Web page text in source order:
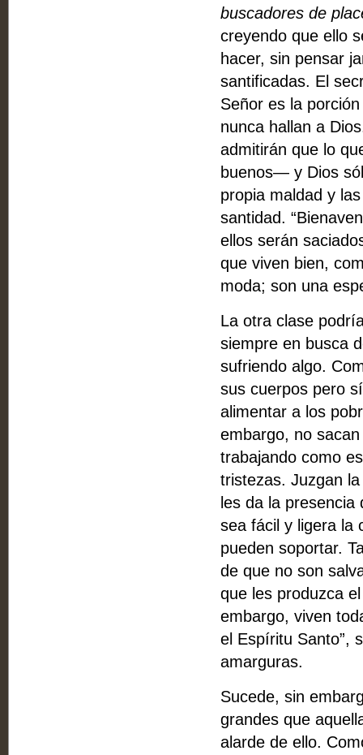
buscadores de
creyendo que ello
hacer, sin pensar
santificadas. El
Señor es la
nunca hallan a
admitirán que lo
buenos— y Dios
propia maldad y
santidad.
ellos serán
que viven bien,
moda; son una
La otra clase
siempre en busca
sufriendo algo.
sus cuerpos pero
alimentar a los
embargo, no
trabajando como
tristezas. Juzgan
les da la
sea fácil y ligera la
pueden soportar.
de que no son
que les produzca
embargo, viven
el Espíritu Santo”,
amarguras.
Sucede, sin
grandes que
alarde de ello.